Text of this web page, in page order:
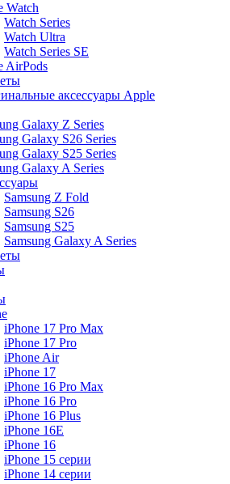
Watch
Watch Series
Watch Ultra
Watch Series SE
AirPods
аксессуары Apple
Galaxy Z Series
Galaxy S26 Series
Galaxy S25 Series
Galaxy A Series
Samsung Z Fold
Samsung S26
Samsung S25
Samsung Galaxy A Series
iPhone 17 Pro Max
iPhone 17 Pro
iPhone Air
iPhone 17
iPhone 16 Pro Max
iPhone 16 Pro
iPhone 16 Plus
iPhone 16E
iPhone 16
iPhone 15 серии
iPhone 14 серии